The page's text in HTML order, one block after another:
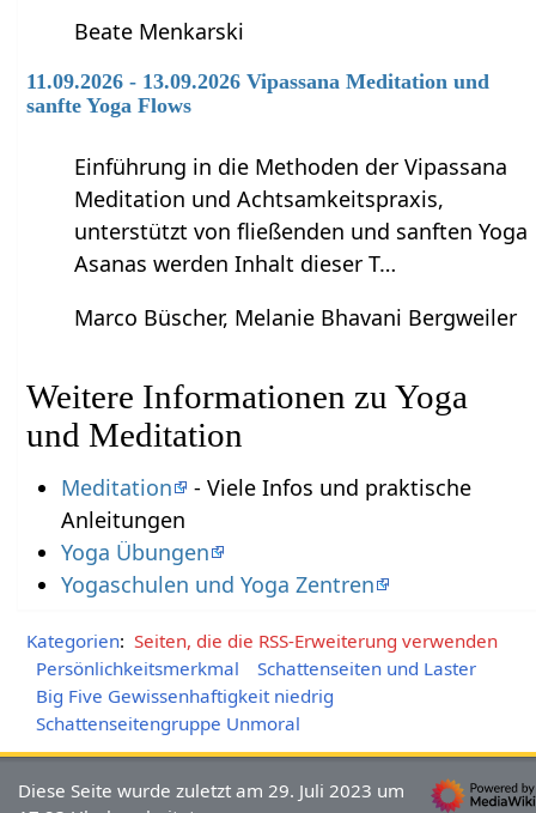
Beate Menkarski
11.09.2026 - 13.09.2026 Vipassana Meditation und
sanfte Yoga Flows
Einführung in die Methoden der Vipassana
Meditation und Achtsamkeitspraxis,
unterstützt von fließenden und sanften Yoga
Asanas werden Inhalt dieser T…
Marco Büscher, Melanie Bhavani Bergweiler
Weitere Informationen zu Yoga
und Meditation
Meditation
- Viele Infos und praktische
Anleitungen
Yoga Übungen
Yogaschulen und Yoga Zentren
Kategorien: Seiten, die die RSS-Erweiterung verwenden
Persönlichkeitsmerkmal
Schattenseiten und Laster
Big Five Gewissenhaftigkeit niedrig
Schattenseitengruppe Unmoral
Diese Seite wurde zuletzt am 29. Juli 2023 um